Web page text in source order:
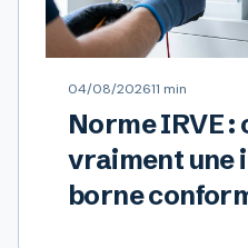
04/08/202611 min
Norme IRVE :
vraiment une
borne